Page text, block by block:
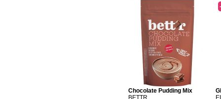
Chocolate Pudding Mix
BETTR